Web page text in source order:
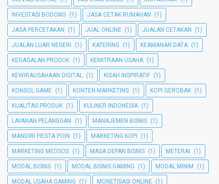
INVESTASI BODONG (1) JASA CETAK RUMAHAN (1)
JASA PERCETAKAN (1) JUAL ONLINE (1) JUALAN CETAKAN (1)
JUALAN LUAR NEGERI (1) KATERING (1) KEAMANAN DATA (1)
KEGAGALAN PRODUK (1) KEMITRAAN USAHA (1)
KEWIRAUSAHAAN DIGITAL (1) KISAH INSPIRATIF (1)
KONSOL GAME (1) KONTEN MARKETING (1) KOPI GEROBAK (1)
KUALITAS PRODUK (1) KULINER INDONESIA (1)
LAYANAN PELANGGAN (1) MANAJEMEN BISNIS (1)
MANDIRI FIESTA POIN (1) MARKETING KOPI (1)
MARKETING MEDSOS (1) MASA DEPAN BISNIS (1) METERAI (1)
MODAL BISNIS (1) MODAL BISNIS GAMING (1) MODAL MINIM (1)
MODAL USAHA GAMING (1) MONETISASI ONLINE (1)